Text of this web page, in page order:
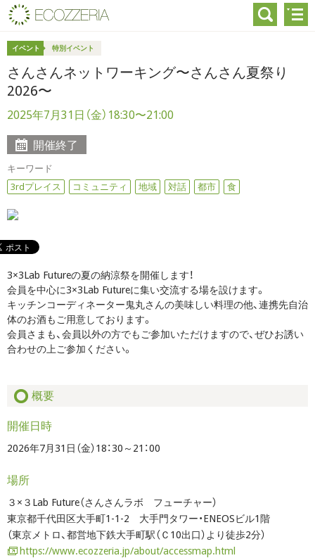
イベント 特別イベント
さんさんネットワーキング〜さんさん夏祭り
2026〜
2025年7月31日（金）18:30〜21:00
開催終了
キーワード
3rdプレイス
コミュニティ 地域 対話 都市 食
3×3Lab Futureの夏の納涼祭を開催します！
会員を中心に3×3Lab Futureに集い交流する場を設けます。
キッチンコーディネーター鬼丸さんの美味しい料理の他、連携先自治
体のお酒もご用意しております。
会員さまも、会員以外の方でもご参加いただけますので、ぜひお誘い
合わせの上ご参加ください。
概要
開催日時
2026年7月31日（金）18：30～21：00
場所
３×３Lab Future（さんさんラボ フューチャー）
東京都千代田区大手町1-1-2 大手門タワー・ENEOSビル1階
（東京メトロ、都営地下鉄大手町駅（Ｃ10出口）より徒歩2分）
https://www.ecozzeria.jp/about/accessmap.html